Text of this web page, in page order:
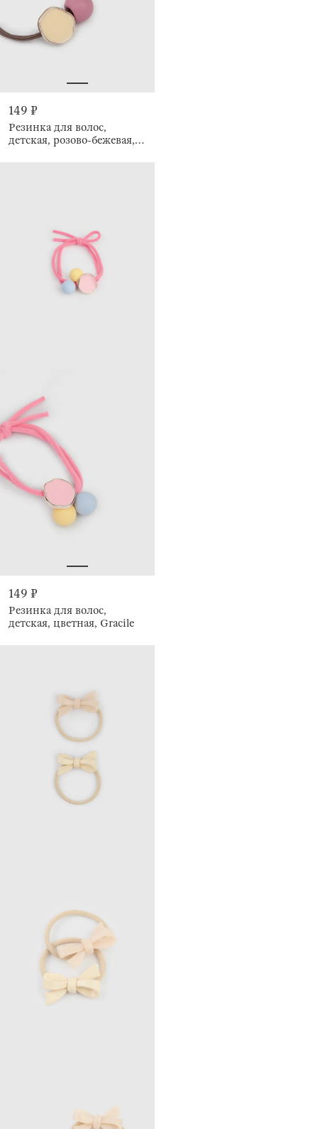
149 ₽
Резинка для волос,
детская, розово-бежевая,
149 ₽
Резинка для волос,
детская, цветная, Gracile